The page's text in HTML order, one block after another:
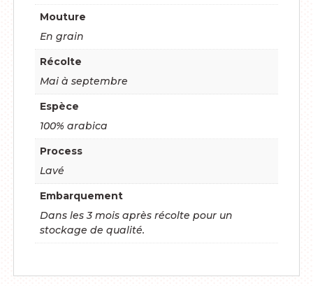
Mouture
En grain
Récolte
Mai à septembre
Espèce
100% arabica
Process
Lavé
Embarquement
Dans les 3 mois après récolte pour un
stockage de qualité.